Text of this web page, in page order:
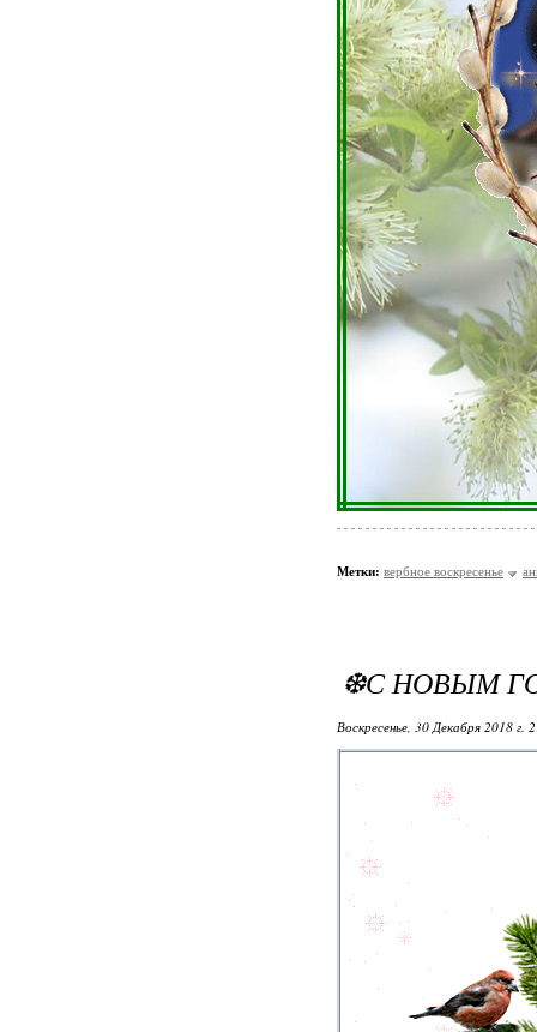
Метки: вербное воскресенье
❆С НОВЫМ
Воскресенье, 30 Декабря 2018 г.